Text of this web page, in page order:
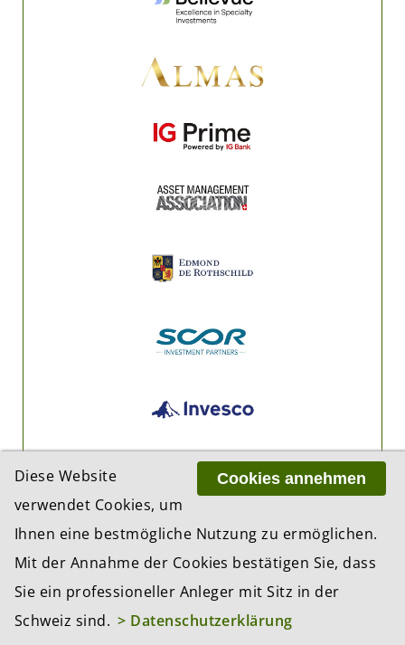
Cookies annehmen
Diese Website
verwendet Cookies, um
Ihnen eine bestmögliche Nutzung zu ermöglichen.
Mit der Annahme der Cookies bestätigen Sie, dass
Sie ein professioneller Anleger mit Sitz in der
Schweiz sind. > Datenschutzerklärung